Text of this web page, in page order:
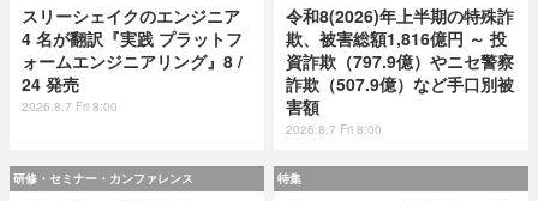
スリーシェイクのエンジニア
4 名が翻訳『実践 プラットフ
ォームエンジニアリング』8 /
24 発売
2026.8.7 Fri 8:00
令和8(2026)年上半期の特殊詐
欺、被害総額1,816億円 ～ 投
資詐欺（797.9億）やニセ警察
詐欺（507.9億）など手口別被
害額
2026.8.7 Fri 8:00
研修・セミナー・カンファレンス 特集